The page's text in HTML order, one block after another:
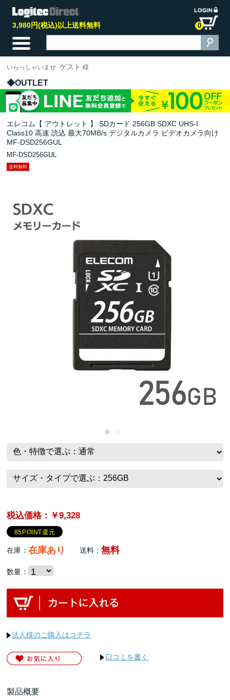
3,980円(税込)以上送料無料 0
いらっしゃいませ ゲスト 様
OUTLET
エレコム【 アウトレット 】 SDカード 256GB SDXC UHS-I
Class10 高速 読込 最大70MB/s デジタルカメラ ビデオカメラ向け
MF-DSD256GUL
MF-DSD256GUL
送料無料
税込価格：￥9,328
85POINT還元
在庫：在庫あり 送料：無料
数量：
法人様のご購入はコチラ
口コミを書く
製品概要